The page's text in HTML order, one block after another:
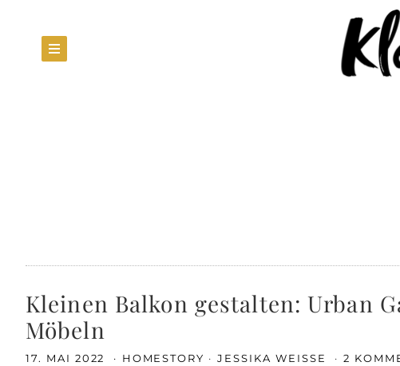
Kleinen Balkon gestalten: Urban
Möbeln
17. MAI 2022 HOMESTORY JESSIKA WEISSE 2